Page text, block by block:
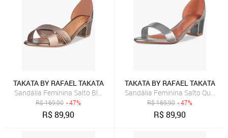
TAKATA BY RAFAEL TAKATA
Sandália Feminina Salto Bloco Grosso Quadrado Baixo Metalizada
R$169,90 - 47%
R$89,90
TAKATA BY RAFAEL TAKATA
Sandália Feminina Salto
R$169,90 - 47%
R$89,90